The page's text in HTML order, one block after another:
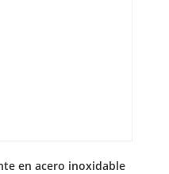
en acero inoxidable